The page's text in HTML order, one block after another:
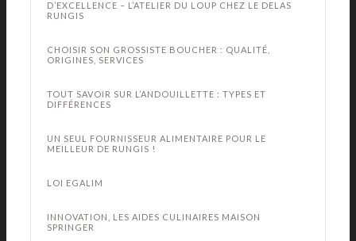
D’EXCELLENCE – L’ATELIER DU LOUP CHEZ LE DELAS
RUNGIS
CHOISIR SON GROSSISTE BOUCHER : QUALITÉ,
ORIGINES, SERVICES
TOUT SAVOIR SUR L’ANDOUILLETTE : TYPES ET
DIFFÉRENCES
UN SEUL FOURNISSEUR ALIMENTAIRE POUR LE
MEILLEUR DE RUNGIS !
LOI EGALIM
INNOVATION, LES AIDES CULINAIRES MAISON
SPRINGER